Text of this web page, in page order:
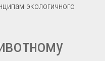
экологичного